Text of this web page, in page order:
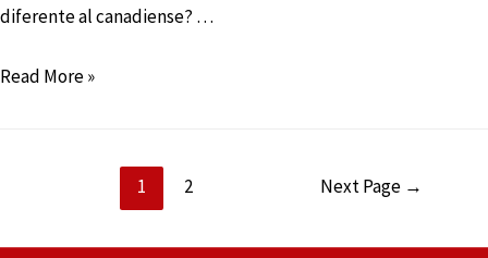
diferente al canadiense? …
Read More »
1 2 Next Page →